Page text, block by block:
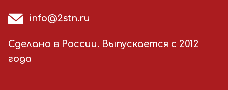
info@2stn.ru
Сделано в России. Выпускается с 2012
года